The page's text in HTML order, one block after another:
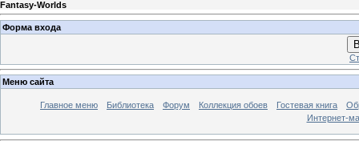
Fantasy-Worlds
Форма входа
Меню сайта
Главное меню Библиотека Форум Коллекция обоев Гостевая книга
Интернет-